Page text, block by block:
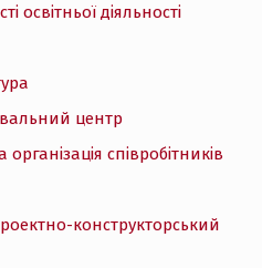
освітньої діяльності
центр
співробітників
конструкторський